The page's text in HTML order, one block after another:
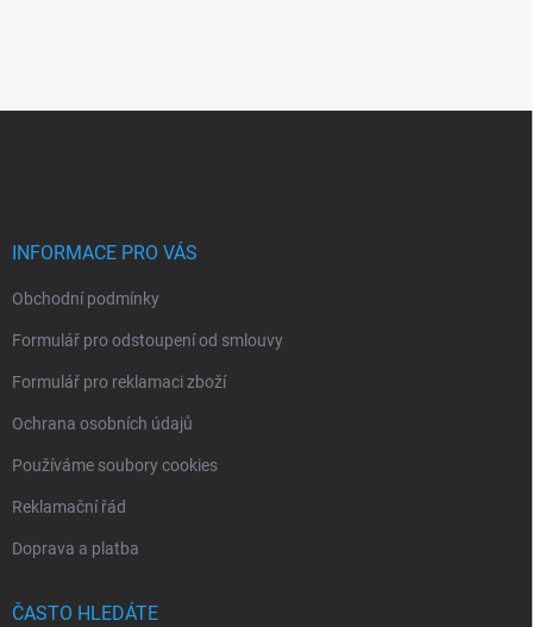
INFORMACE PRO VÁS
Obchodní podmínky
Formulář pro odstoupení od smlouvy
Formulář pro reklamaci zboží
Ochrana osobních údajů
Používáme soubory cookies
Reklamační řád
Doprava a platba
ČASTO HLEDÁTE